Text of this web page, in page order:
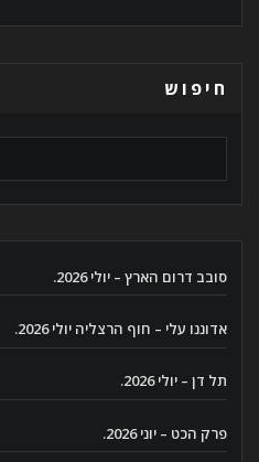
חיפוש
סובב דרום הארץ – יולי 2026.
אדוננו עלי – חוף הרצליה יולי 2026.
תל דן – יולי 2026.
פרק הכט – יוני 2026.